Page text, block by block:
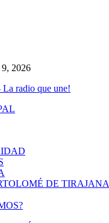
2026
La radio que une!
DE TIRAJANA